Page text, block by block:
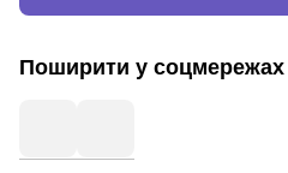
Поширити у соцмережах